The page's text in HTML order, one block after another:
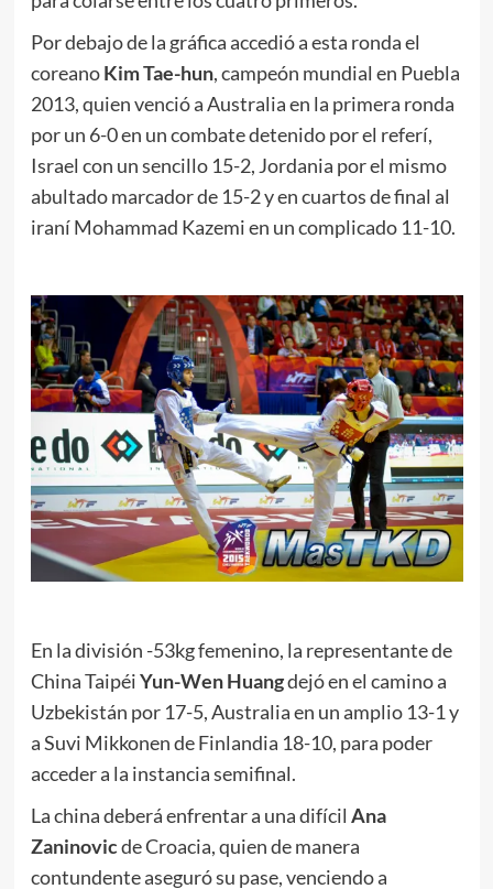
Por debajo de la gráfica accedió a esta ronda el
coreanoKim Tae-hun, campeón mundial en Puebla
2013, quien venció a Australia en la primera ronda
por un 6-0 en un combate detenido por el referí,
Israel con un sencillo 15-2, Jordania por el mismo
abultado marcador de 15-2 y en cuartos de final al
iraní Mohammad Kazemi en un complicado 11-10.
En la división -53kg femenino, la representante de
China TaipéiYun-Wen Huangdejó en el camino a
Uzbekistán por 17-5, Australia en un amplio 13-1 y
a Suvi Mikkonen de Finlandia 18-10, para poder
acceder a la instancia semifinal.
La china deberá enfrentar a una difícil Ana
Zaninovicde Croacia, quien de manera
contundente aseguró su pase, venciendo a